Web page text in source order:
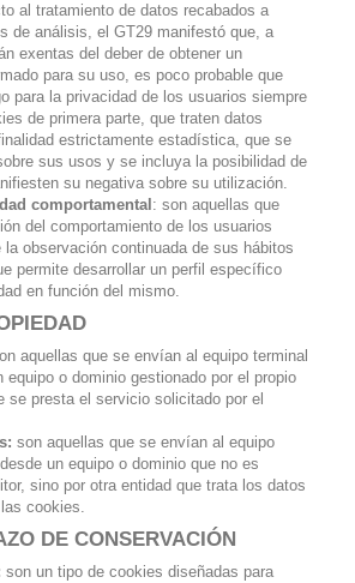
al tratamiento de datos recabados a
de análisis, el GT29 manifestó que, a
exentas del deber de obtener un
para su uso, es poco probable que
para la privacidad de los usuarios siempre
de primera parte, que traten datos
estrictamente estadística, que se
sus usos y se incluya la posibilidad de
su negativa sobre su utilización.
comportamental : son aquellas que
del comportamiento de los usuarios
observación continuada de sus hábitos
permite desarrollar un perfil específico
en función del mismo.
aquellas que se envían al equipo terminal
equipo o dominio gestionado por el propio
se presta el servicio solicitado por el
son aquellas que se envían al equipo
un equipo o dominio que no es
sino por otra entidad que trata los datos
cookies.
DE CONSERVACIÓN
son un tipo de cookies diseñadas para